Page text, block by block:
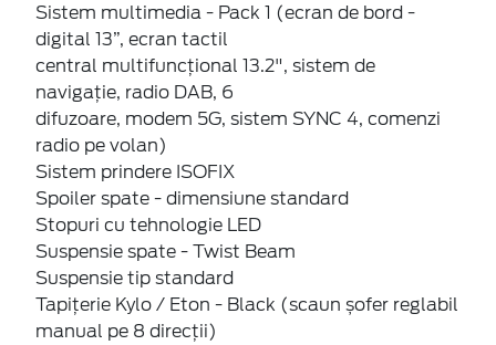
Sistem multimedia - Pack 1 (ecran de bord -
digital 13”, ecran tactil
central multifuncțional 13.2", sistem de
navigație, radio DAB, 6
difuzoare, modem 5G, sistem SYNC 4, comenzi
radio pe volan)
Sistem prindere ISOFIX
Spoiler spate - dimensiune standard
Stopuri cu tehnologie LED
Suspensie spate - Twist Beam
Suspensie tip standard
Tapițerie Kylo / Eton - Black (scaun șofer reglabil
manual pe 8 direcții)